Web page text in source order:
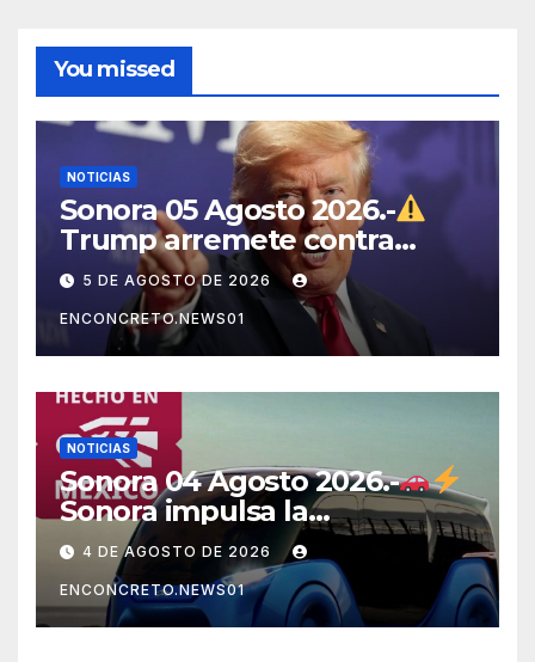
You missed
NOTICIAS
Sonora 05 Agosto 2026.-
Trump arremete contra
México, Canadá y otras
potencias por supuestos
abusos comerciales
5 DE AGOSTO DE 2026
ENCONCRETO.NEWS01
NOTICIAS
Sonora 04 Agosto 2026.-
Sonora impulsa la
electromovilidad con
«Beyond», un vehículo
eléctrico desarrollado junto
al ITH
4 DE AGOSTO DE 2026
ENCONCRETO.NEWS01